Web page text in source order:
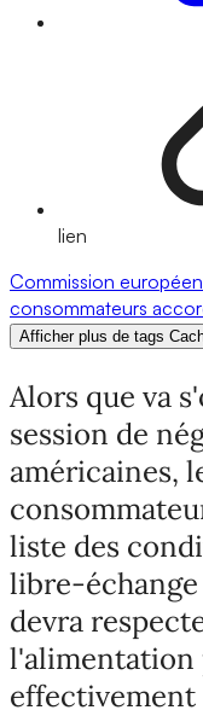
lien
Commission
consommateurs
Afficher plus de tags
Alors que va
session de
américaines,
liste des
libre-
devra
l'alimentation